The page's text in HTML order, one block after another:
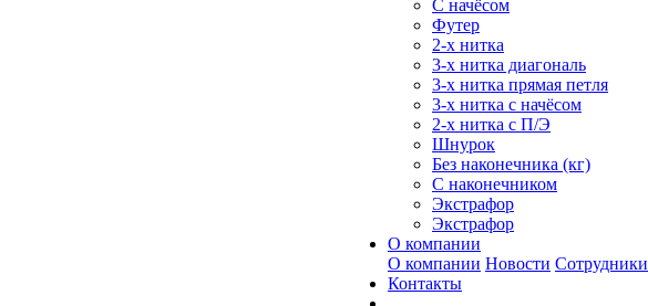
С начёсом
Футер
2-х нитка
3-х нитка диагональ
3-х нитка прямая петля
3-х нитка с начёсом
2-х нитка с П/Э
Шнурок
Без наконечника (кг)
С наконечником
Экстрафор
Экстрафор
О компании
О компании Новости Сотрудники
Контакты